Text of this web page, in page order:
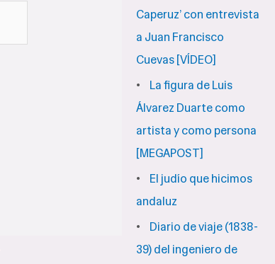
:Caperuz’ con entrevista
a Juan Francisco
Cuevas [VÍDEO]
La figura de Luis
Álvarez Duarte como
artista y como persona
[MEGAPOST]
El judío que hicimos
andaluz
Diario de viaje (1838-
39) del ingeniero de